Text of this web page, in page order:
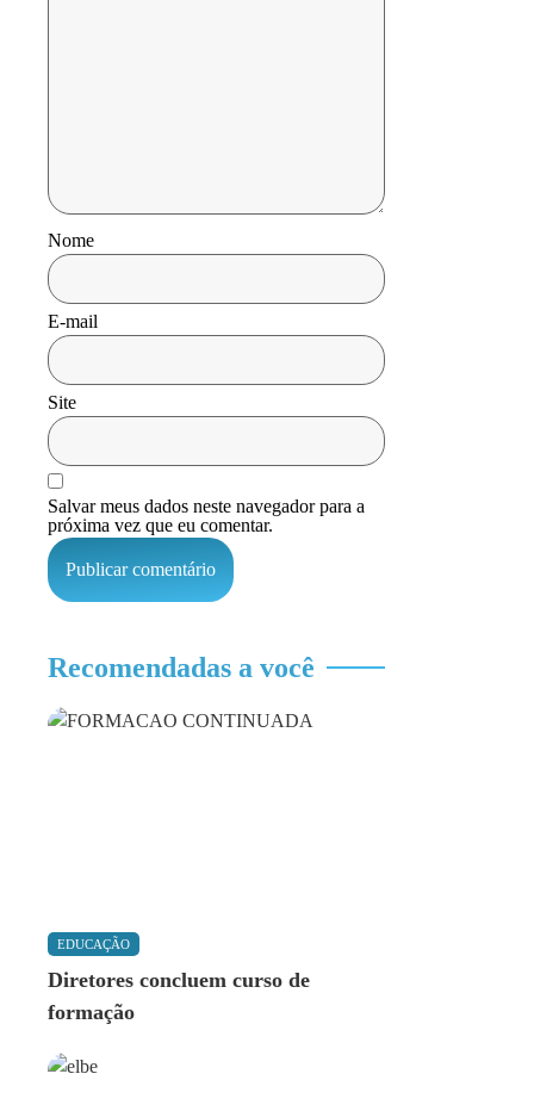
Nome
E-mail
Site
Salvar meus dados neste navegador para a
próxima vez que eu comentar.
Recomendadas a você
EDUCAÇÃO
Diretores concluem curso de
formação